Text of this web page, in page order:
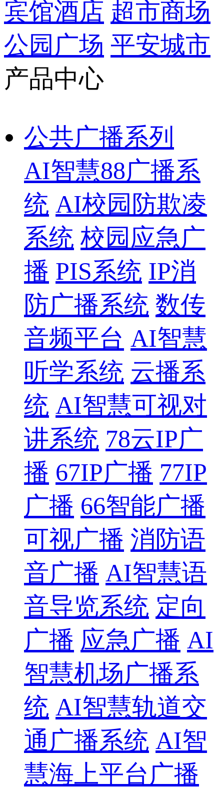
宾馆酒店 超市商场
公园广场 平安城市
产品中心
公共广播系列
AI智慧88广播系
统 AI校园防欺凌
系统 校园应急广
播 PIS系统 IP消
防广播系统 数传
音频平台 AI智慧
听学系统 云播系
统 AI智慧可视对
讲系统 78云IP广
播 67IP广播 77IP
广播 66智能广播
可视广播 消防语
音广播 AI智慧语
音导览系统 定向
广播 应急广播 AI
智慧机场广播系
统 AI智慧轨道交
通广播系统 AI智
慧海上平台广播